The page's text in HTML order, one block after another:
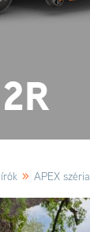
» APEX széria